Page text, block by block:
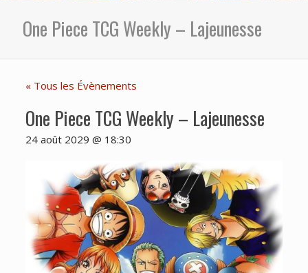
One Piece TCG Weekly – Lajeunesse
« Tous les Évènements
One Piece TCG Weekly – Lajeunesse
24 août 2029 @ 18:30